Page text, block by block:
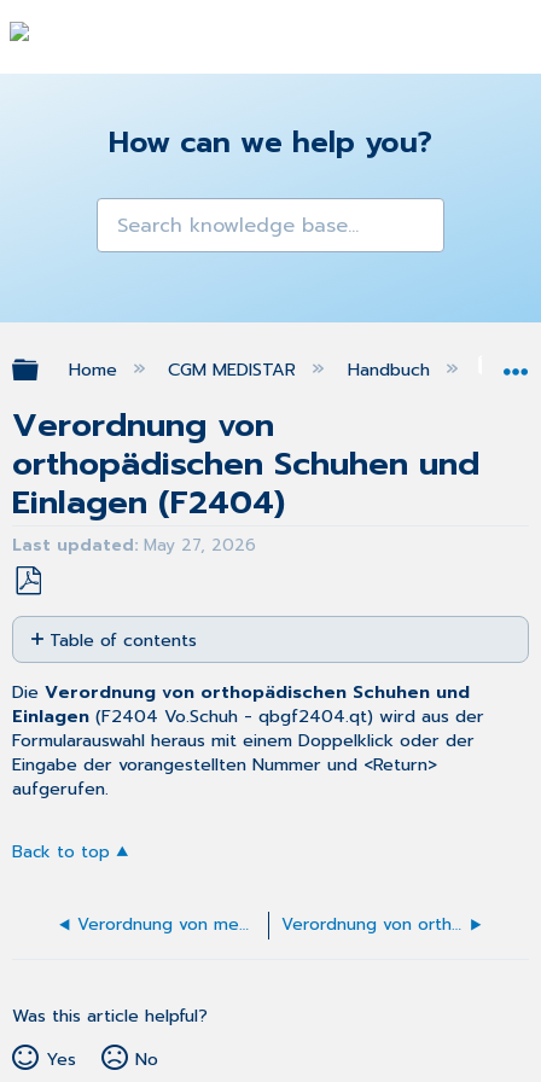
How can we help you?
Expand/collapse global hierarchy
Home CGM MEDISTAR Handbuch
Verordnung von
orthopädischen Schuhen und
Einlagen (F2404)
Last updated May 27, 2026
Save
as
PDF
Table of contents
No
headers
DieVerordnung von orthopädischen Schuhen und
Einlagen (F2404 Vo.Schuh - qbgf2404.qt) wird aus der
Formularauswahl heraus mit einem Doppelklick oder der
Eingabe der vorangestellten Nummer und <Return>
aufgerufen.
Back to top
Verordnung von medizinischer Rehabilitation (Muster 61) Verordnung von orthopädischen Schuhen und Einlagen ausfüllen
Was this article helpful?
Yes
No